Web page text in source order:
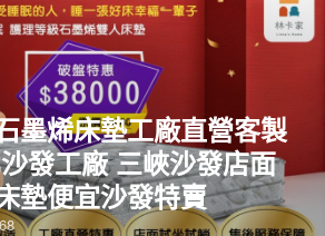
墨烯床墊工廠直營客製
發工廠 三峽沙發店面
墊便宜沙發特賣